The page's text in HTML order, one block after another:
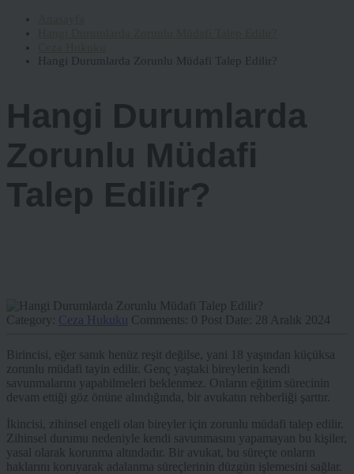
Hangi Durumlarda Zorunlu Müdafi Talep Edilir?
Hangi Durumlarda
Zorunlu Müdafi
Talep Edilir?
Category: Ceza Hukuku Comments: 0 Post Date: 28 Aralık 2024
Birincisi, eğer sanık henüz reşit değilse, yani 18 yaşından küçüksa
zorunlu müdafi tayin edilir. Genç yaştaki bireylerin kendi
savunmalarını yapabilmeleri beklenmez. Onların eğitim sürecinin
devam ettiği göz önüne alındığında, bir avukatın rehberliği şarttır.
İkincisi, zihinsel engeli olan bireyler için zorunlu müdafi talep edilir.
Zihinsel durumu nedeniyle kendi savunmasını yapamayan bu kişiler,
yasal olarak korunma altındadır. Bir avukat, bu süreçte onların
haklarını koruyarak adalanma süreçlerinin düzgün işlemesini sağlar.